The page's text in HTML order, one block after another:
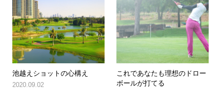
池越えショットの心構え
2020.09.02
これであなたも理想のドロー
ボールが打てる